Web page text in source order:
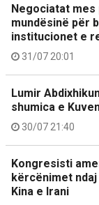
Negociatat mes
mundësinë për
institucionet e
31/07 20:01
Lumir
shumica e
30/07 21:40
Kongresisti
kërcënimet ndaj
Kina e Irani